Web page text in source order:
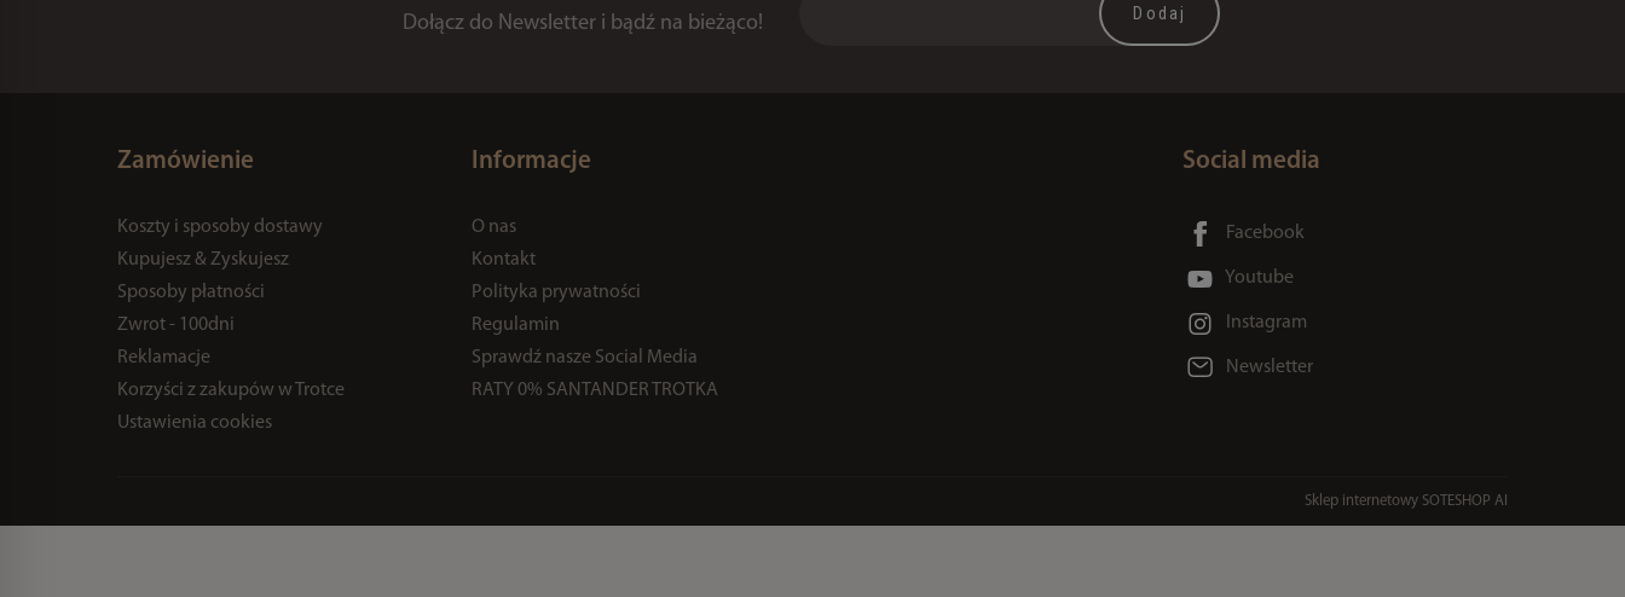
Dołącz do Newsletter i bądź na bieżąco!
Zamówienie
Koszty i sposoby dostawy
Kupujesz & Zyskujesz
Sposoby płatności
Zwrot - 100dni
Reklamacje
Korzyści z zakupów w Trotce
Ustawienia cookies
Informacje
O nas
Kontakt
Polityka prywatności
Regulamin
Sprawdź nasze Social Media
RATY 0% SANTANDER TROTKA
Social media
Facebook
Youtube
Instagram
Newsletter
Sklep internetowy SOTESHOP AI